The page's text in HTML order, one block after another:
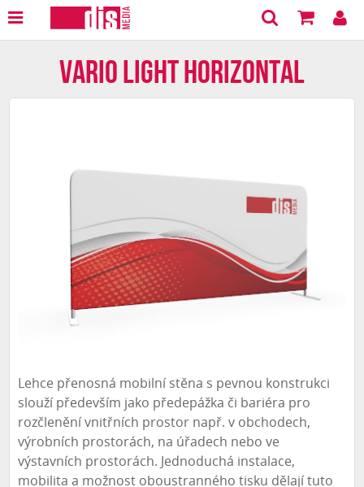
Vario Light Horizontal
Lehce přenosná mobilní stěna s pevnou konstrukci
slouží především jako předepážka či bariéra pro
rozčlenění vnitřních prostor např. v obchodech,
výrobních prostorách, na úřadech nebo ve
výstavních prostorách. Jednoduchá instalace,
mobilita a možnost oboustranného tisku dělají tuto